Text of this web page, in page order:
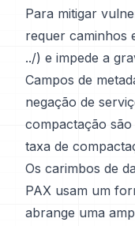
Para mitigar
requer caminhos
../) e impede a
Campos de
negação de
compactação são
taxa de
Os carimbos de
PAX usam um
abrange uma